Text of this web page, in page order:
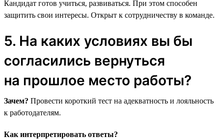
Кандидат готов учиться, развиваться. При этом способен
защитить свои интересы. Открыт к сотрудничеству в команде.
5. На каких условиях вы бы
согласились вернуться
на прошлое место работы?
Зачем? Провести короткий тест на адекватность и лояльность
к работодателям.
Как интерпретировать ответы?